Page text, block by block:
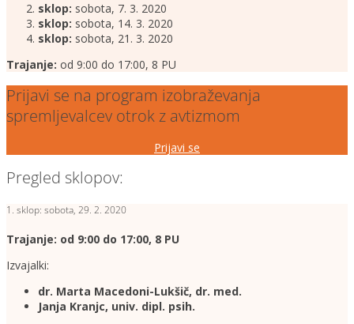
sklop: sobota, 7. 3. 2020
sklop: sobota, 14. 3. 2020
sklop: sobota, 21. 3. 2020
Trajanje: od 9:00 do 17:00, 8 PU
Prijavi se na program izobraževanja
spremljevalcev otrok z avtizmom
Prijavi se
Pregled sklopov:
1. sklop: sobota, 29. 2. 2020
Trajanje: od 9:00 do 17:00, 8 PU
Izvajalki:
dr. Marta Macedoni-Lukšič, dr. med.
Janja Kranjc, univ. dipl. psih.